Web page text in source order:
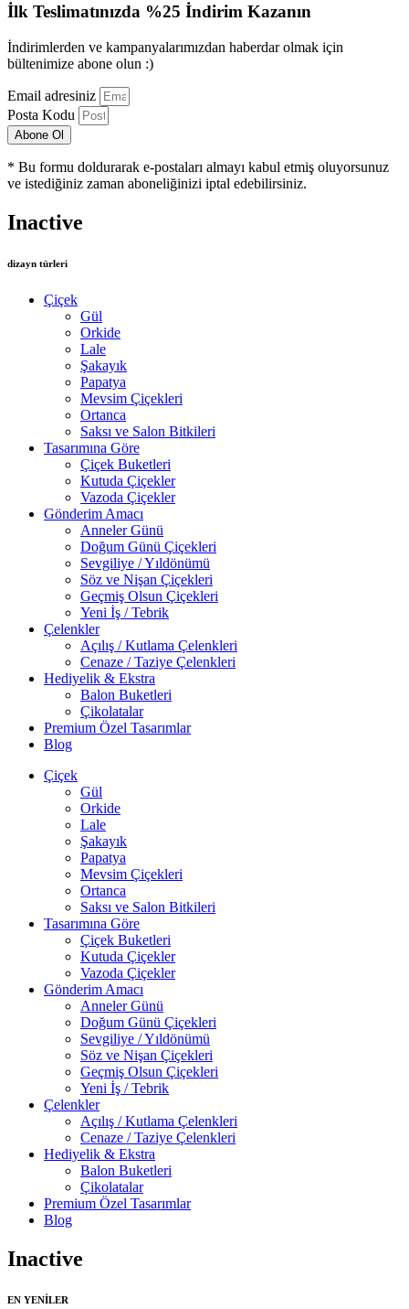
İlk Teslimatınızda %25 İndirim Kazanın
İndirimlerden ve kampanyalarımızdan haberdar olmak için
bültenimize abone olun :)
Email adresiniz
Posta Kodu
Abone Ol
* Bu formu doldurarak e-postaları almayı kabul etmiş oluyorsunuz
ve istediğiniz zaman aboneliğinizi iptal edebilirsiniz.
Inactive
dizayn türleri
Çiçek
Gül
Orkide
Lale
Şakayık
Papatya
Mevsim Çiçekleri
Ortanca
Saksı ve Salon Bitkileri
Tasarımına Göre
Çiçek Buketleri
Kutuda Çiçekler
Vazoda Çiçekler
Gönderim Amacı
Anneler Günü
Doğum Günü Çiçekleri
Sevgiliye / Yıldönümü
Söz ve Nişan Çiçekleri
Geçmiş Olsun Çiçekleri
Yeni İş / Tebrik
Çelenkler
Açılış / Kutlama Çelenkleri
Cenaze / Taziye Çelenkleri
Hediyelik & Ekstra
Balon Buketleri
Çikolatalar
Premium Özel Tasarımlar
Blog
Çiçek
Gül
Orkide
Lale
Şakayık
Papatya
Mevsim Çiçekleri
Ortanca
Saksı ve Salon Bitkileri
Tasarımına Göre
Çiçek Buketleri
Kutuda Çiçekler
Vazoda Çiçekler
Gönderim Amacı
Anneler Günü
Doğum Günü Çiçekleri
Sevgiliye / Yıldönümü
Söz ve Nişan Çiçekleri
Geçmiş Olsun Çiçekleri
Yeni İş / Tebrik
Çelenkler
Açılış / Kutlama Çelenkleri
Cenaze / Taziye Çelenkleri
Hediyelik & Ekstra
Balon Buketleri
Çikolatalar
Premium Özel Tasarımlar
Blog
Inactive
EN YENİLER